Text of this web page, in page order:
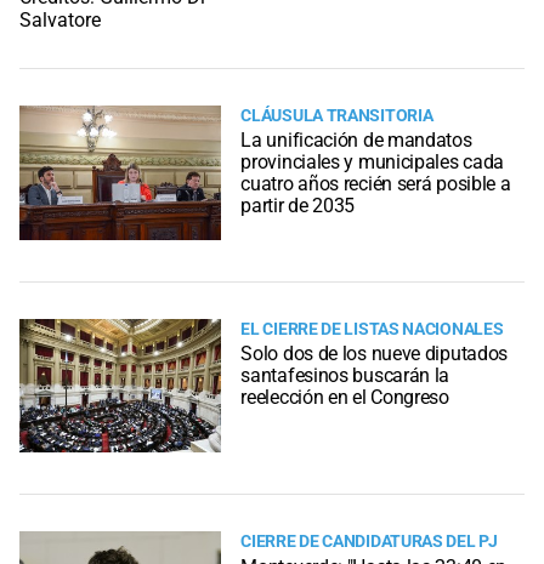
CLÁUSULA TRANSITORIA
La unificación de mandatos
provinciales y municipales cada
cuatro años recién será posible a
partir de 2035
EL CIERRE DE LISTAS NACIONALES
Solo dos de los nueve diputados
santafesinos buscarán la
reelección en el Congreso
CIERRE DE CANDIDATURAS DEL PJ